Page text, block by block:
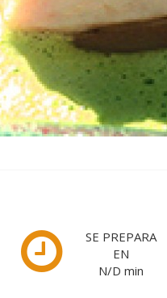
SE PREPARA
EN
N/D min